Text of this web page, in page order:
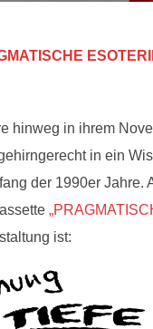
hinweg in ihrem
in ein
der 1990er
ist: